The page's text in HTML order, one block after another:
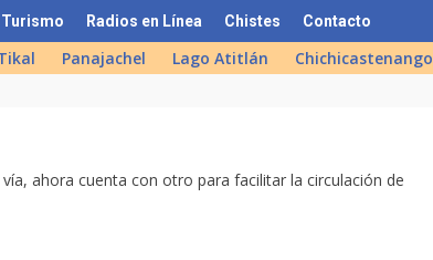
Turismo Radios en Línea Chistes Contacto
Panajachel Lago Atitlán Chichicastenango
ahora cuenta con otro para facilitar la circulación de